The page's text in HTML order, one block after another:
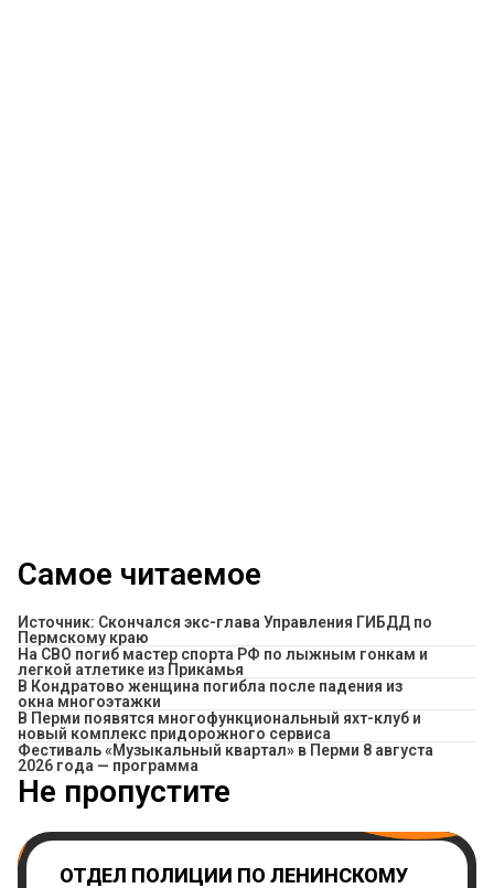
Самое читаемое
Источник: Скончался экс-глава Управления ГИБДД по
Пермскому краю
На СВО погиб мастер спорта РФ по лыжным гонкам и
легкой атлетике из Прикамья
В Кондратово женщина погибла после падения из
окна многоэтажки
В Перми появятся многофункциональный яхт-клуб и
новый комплекс придорожного сервиса
Фестиваль «Музыкальный квартал» в Перми 8 августа
2026 года — программа
Не пропустите
ОТДЕЛ ПОЛИЦИИ ПО ЛЕНИНСКОМУ